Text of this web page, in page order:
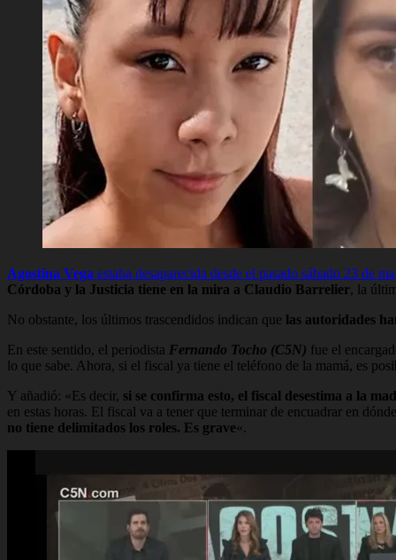
Agostina Vega estaba desaparecida desde el pasado sábado 23 de
Córdoba y la Justicia tiene en la mira a Claudio Barrelier, la
No obstante, los últimos trascendidos indican que las autoridades
En este sentido, el periodista Fernando Tocho (C5N) fue el
lo que sabe. Ahora, si el fiscal ya tiene el teléfono de la mamá, es
Y añadió: «Es decir, si se confirma esto, el fiscal desestima a la
en estas horas. El fiscal va a tener que terminar de encuadrar en
no tiene delimitados los roles. Es grave«.